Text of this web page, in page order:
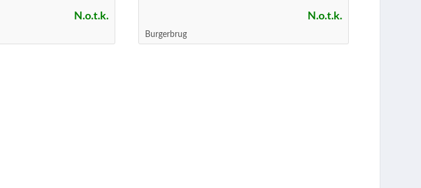
N.o.t.k. N.o.t.k.
Burgerbrug